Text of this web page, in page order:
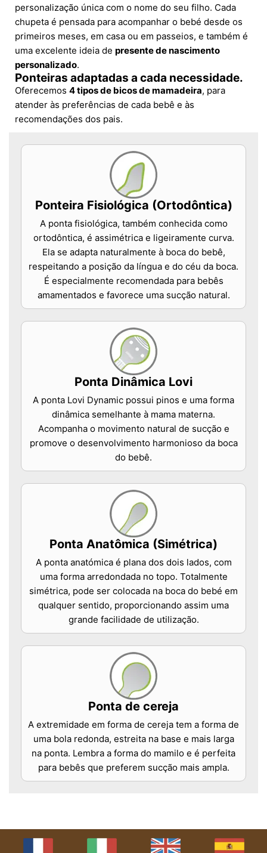
personalização única com o nome do seu filho. Cada
chupeta é pensada para acompanhar o bebé desde os
primeiros meses, em casa ou em passeios, e também é
uma excelente ideia de presente de nascimento
personalizado.
Ponteiras adaptadas a cada necessidade.
Oferecemos 4 tipos de bicos de mamadeira, para
atender às preferências de cada bebê e às
recomendações dos pais.
Ponteira Fisiológica (Ortodôntica)
A ponta fisiológica, também conhecida como
ortodôntica, é assimétrica e ligeiramente curva.
Ela se adapta naturalmente à boca do bebê,
respeitando a posição da língua e do céu da boca.
É especialmente recomendada para bebês
amamentados e favorece uma sucção natural.
Ponta Dinâmica Lovi
A ponta Lovi Dynamic possui pinos e uma forma
dinâmica semelhante à mama materna.
Acompanha o movimento natural de sucção e
promove o desenvolvimento harmonioso da boca
do bebê.
Ponta Anatômica (Simétrica)
A ponta anatómica é plana dos dois lados, com
uma forma arredondada no topo. Totalmente
simétrica, pode ser colocada na boca do bebé em
qualquer sentido, proporcionando assim uma
grande facilidade de utilização.
Ponta de cereja
A extremidade em forma de cereja tem a forma de
uma bola redonda, estreita na base e mais larga
na ponta. Lembra a forma do mamilo e é perfeita
para bebês que preferem sucção mais ampla.